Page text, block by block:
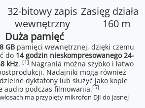
32-bitowy zapis
wewnętrzny
Zasięg
160 m
Duża pamięć
8 GB pamięci wewnętrznej, dzięki czemu
do 14 godzin nieskompresowanego 24-
kHz. [1] Nagrania można szybko i łatwo
Nadajniki mogą również
dyktafony lub służyć jako kopie
audio podczas filmowania.[5]